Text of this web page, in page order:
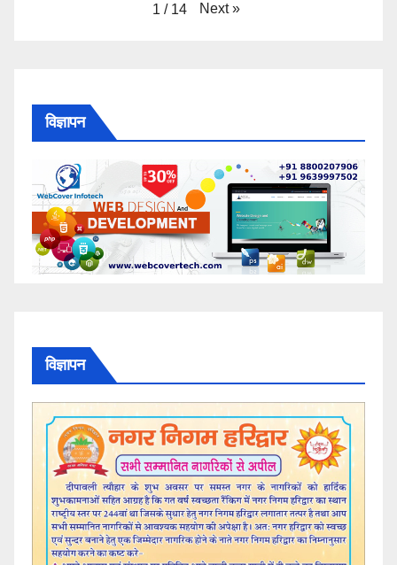
1 / 14 Next »
विज्ञापन
विज्ञापन